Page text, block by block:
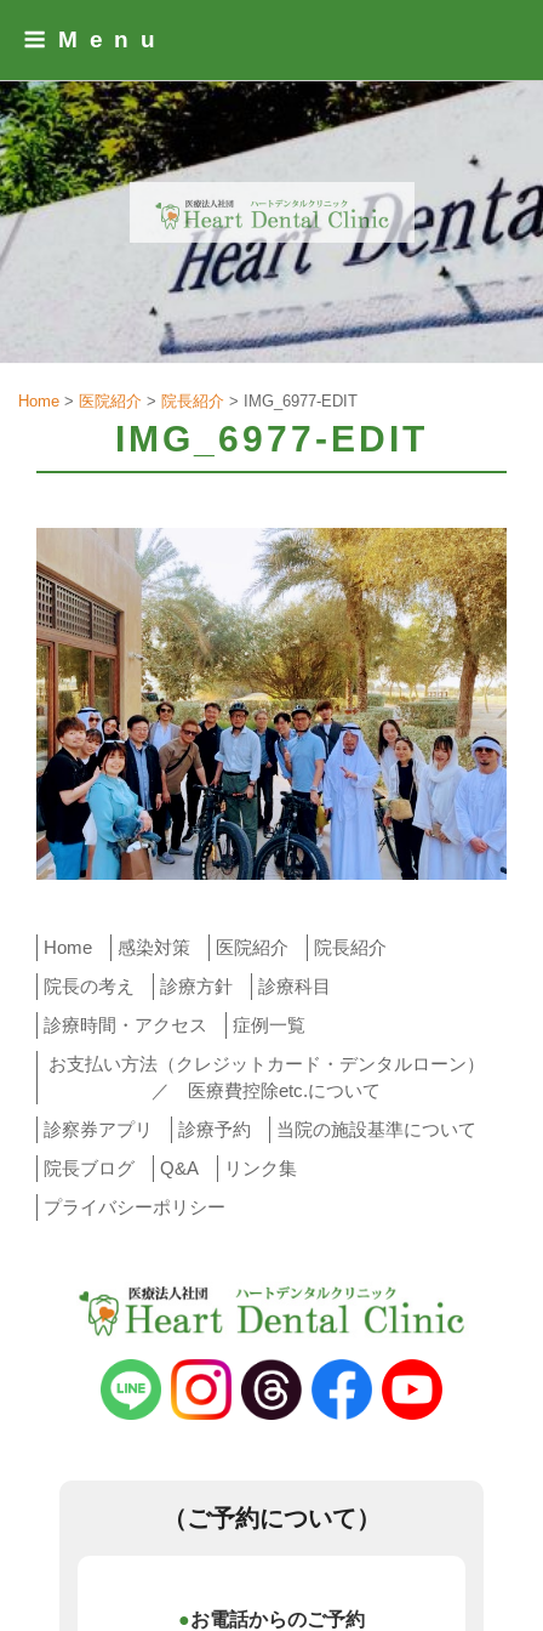
Menu
Home > 医院紹介 > 院長紹介 > IMG_6977-EDIT
IMG_6977-EDIT
Home 感染対策 医院紹介
院長紹介
院長の考え
診療方針
診療科目
診療時間・アクセス
症例一覧
お支払い方法（クレジットカード・デンタルローン）
／ 医療費控除etc.について
診察券アプリ
診療予約
当院の施設基準について
院長ブログ
Q&A
リンク集
プライバシーポリシー
（ご予約について）
お電話からのご予約